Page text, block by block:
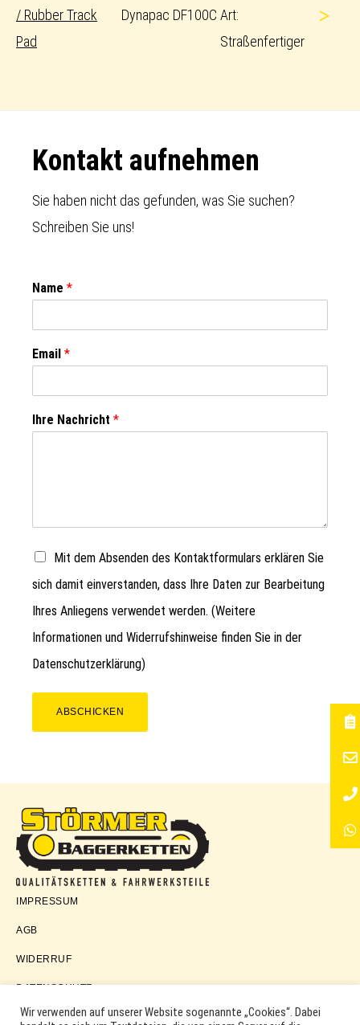
/ Rubber Track
Pad
Dynapac DF100C Art:
Straßenfertiger
>
Footer
Kontakt aufnehmen
Sie haben nicht das gefunden, was Sie suchen?
Schreiben Sie uns!
Name *
Email *
Ihre Nachricht *
Mit dem Absenden des Kontaktformulars erklären Sie
sich damit einverstanden, dass Ihre Daten zur Bearbeitung
Ihres Anliegens verwendet werden. (Weitere
Informationen und Widerrufshinweise finden Sie in der
Datenschutzerklärung)
ABSCHICKEN
Störmer
IMPRESSUM
AGB
WIDERRUF
DATENSCHUTZ
Wir verwenden auf unserer Website sogenannte „Cookies“. Dabei